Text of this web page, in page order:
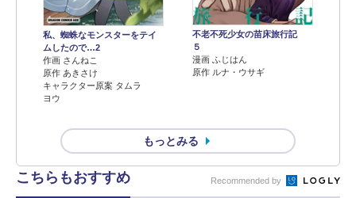
私、蜘蛛なモンスターをテイ
ムしたので…2
作画 さんねこ
原作 あきさけ
キャラクター原案 タムラ
ヨウ
不老不死少女の苗床旅行記
５
漫画 ふじはん
原作 ルナ・ウサギ
もっとみる
こちらもおすすめ Recommended by